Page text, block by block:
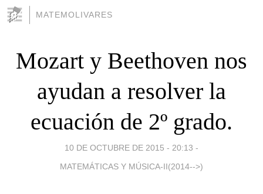
MATEMOLIVARES
Mozart y Beethoven nos
ayudan a resolver la
ecuación de 2º grado.
10 DE OCTUBRE DE 2015 - 20:13 -
MATEMÁTICAS Y MÚSICA-II(2014-->)